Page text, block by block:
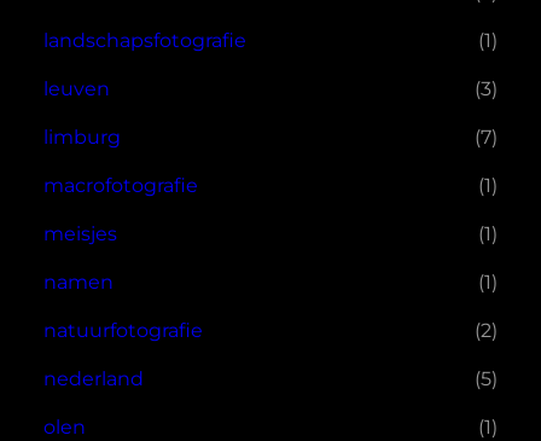
landschapsfotografie (1)
leuven (3)
limburg (7)
macrofotografie (1)
meisjes (1)
namen (1)
natuurfotografie (2)
nederland (5)
olen (1)